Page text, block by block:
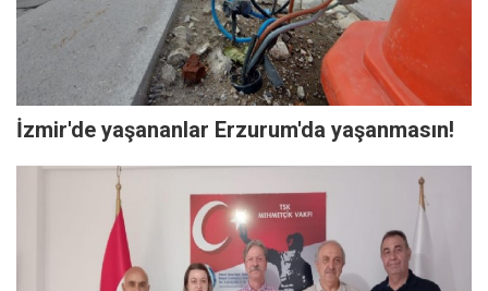
İzmir'de yaşananlar Erzurum'da yaşanmasın!